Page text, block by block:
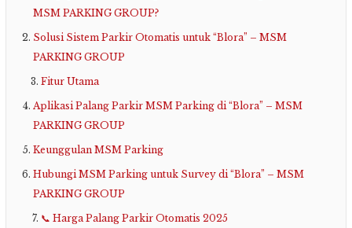
MSM PARKING GROUP?
Solusi Sistem Parkir Otomatis untuk “Blora” – MSM
PARKING GROUP
Fitur Utama
Aplikasi Palang Parkir MSM Parking di “Blora” – MSM
PARKING GROUP
Keunggulan MSM Parking
Hubungi MSM Parking untuk Survey di “Blora” – MSM
PARKING GROUP
📞 Harga Palang Parkir Otomatis 2025